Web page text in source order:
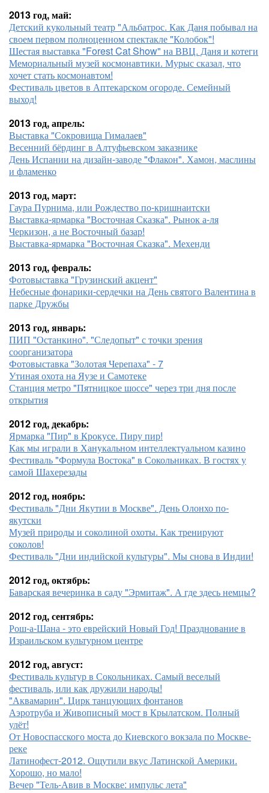
2013 год, май:
Детский кукольный театр "Альбатрос. Как Даня побывал на
своем первом полноценном спектакле "Колобок"!
Шестая выставка "Forest Cat Show" на ВВЦ. Даня и котеги
Мемориальный музей космонавтики. Мурыс сказал, что
хочет стать космонавтом!
Фестиваль цветов в Аптекарском огороде. Семейный
выход!
2013 год, апрель:
Выставка "Сокровища Гималаев"
Весенний бёрдинг в Алтуфьевском заказнике
День Испании на дизайн-заводе "Флакон". Хамон, маслины
и фламенко
2013 год, март:
Гаура Пурнима, или Рождество по-кришнаитски
Выставка-ярмарка "Восточная Сказка". Рынок а-ля
Черкизон, а не Восточный базар!
Выставка-ярмарка "Восточная Сказка". Мехенди
2013 год, февраль:
Фотовыставка "Грузинский акцент"
Небесные фонарики-сердечки на День святого Валентина в
парке Дружбы
2013 год, январь:
ПИП "Останкино". "Следопыт" с точки зрения
соорганизатора
Фотовыставка "Золотая Черепаха" - 7
Утиная охота на Яузе и Самотеке
Станция метро "Пятницкое шоссе" через три дня после
открытия
2012 год, декабрь:
Ярмарка "Пир" в Крокусе. Пиру пир!
Как мы играли в Ханукальном интеллектуальном казино
Фестиваль "Формула Востока" в Сокольниках. В гостях у
самой Шахерезады
2012 год, ноябрь:
Фестиваль "Дни Якутии в Москве". День Олонхо по-
якутски
Музей природы и соколиной охоты. Как тренируют
соколов!
Фестиваль "Дни индийской культуры". Мы снова в Индии!
2012 год, октябрь:
Баварская вечеринка в саду "Эрмитаж". А где здесь немцы?
2012 год, сентябрь:
Рош-а-Шана - это еврейский Новый Год! Празднование в
Израильском культурном центре
2012 год, август:
Фестиваль культур в Сокольниках. Самый веселый
фестиваль, или как дружили народы!
"Аквамарин". Цирк танцующих фонтанов
Аэротруба и Живописный мост в Крылатском. Полный
улёт!
От Новоспасского моста до Киевского вокзала по Москве-
реке
Латинофест-2012. Ощутили вкус Латинской Америки.
Хорошо, но мало!
Вечер "Тель-Авив в Москве: импульс лета"